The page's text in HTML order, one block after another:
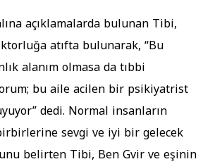
açıklamalarda bulunan Tibi,
atıfta bulunarak, “Bu
alanım olmasa da tıbbi
bu aile acilen bir psikiyatrist
dedi. Normal insanların
sevgi ve iyi bir gelecek
belirten Tibi, Ben Gvir ve eşinin